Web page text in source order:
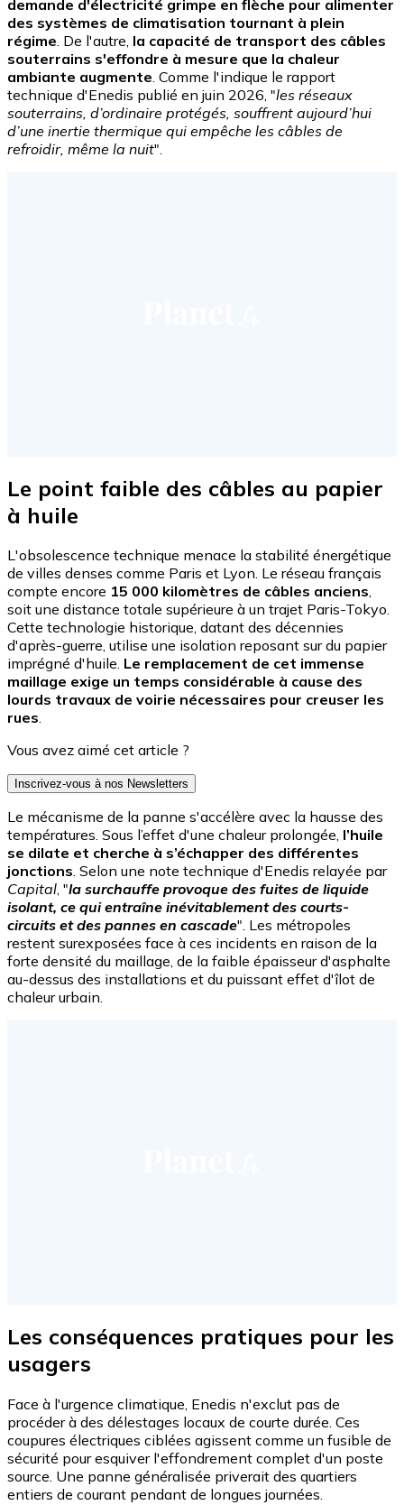
demande d'électricité grimpe en flèche pour alimenter
des systèmes de climatisation tournant à plein
régime . De l'autre, la capacité de transport des câbles
souterrains s'effondre à mesure que la chaleur
ambiante augmente . Comme l'indique le rapport
technique d'Enedis publié en juin 2026, "les réseaux
souterrains, d’ordinaire protégés, souffrent aujourd’hui
d’une inertie thermique qui empêche les câbles de
refroidir, même la nuit".
Le point faible des câbles au papier
à huile
L'obsolescence technique menace la stabilité énergétique
de villes denses comme Paris et Lyon. Le réseau français
compte encore 15 000 kilomètres de câbles anciens,
soit une distance totale supérieure à un trajet Paris-Tokyo.
Cette technologie historique, datant des décennies
d'après-guerre, utilise une isolation reposant sur du papier
imprégné d'huile. Le remplacement de cet immense
maillage exige un temps considérable à cause des
lourds travaux de voirie nécessaires pour creuser les
rues.
Vous avez aimé cet article ?
Inscrivez-vous à nos Newsletters
Le mécanisme de la panne s'accélère avec la hausse des
températures. Sous l’effet d'une chaleur prolongée, l’huile
se dilate et cherche à s’échapper des différentes
jonctions. Selon une note technique d'Enedis relayée par
Capital, "la surchauffe provoque des fuites de liquide
isolant, ce qui entraîne inévitablement des courts-
circuits et des pannes en cascade". Les métropoles
restent surexposées face à ces incidents en raison de la
forte densité du maillage, de la faible épaisseur d'asphalte
au-dessus des installations et du puissant effet d'îlot de
chaleur urbain.
Les conséquences pratiques pour les
usagers
Face à l'urgence climatique, Enedis n'exclut pas de
procéder à des délestages locaux de courte durée. Ces
coupures électriques ciblées agissent comme un fusible de
sécurité pour esquiver l'effondrement complet d'un poste
source. Une panne généralisée priverait des quartiers
entiers de courant pendant de longues journées.